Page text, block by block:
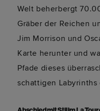
Welt beherbergt
Gräber der Reichen
Jim Morrison und
Karte herunter und
Pfade dieses
schattigen Labyrinths